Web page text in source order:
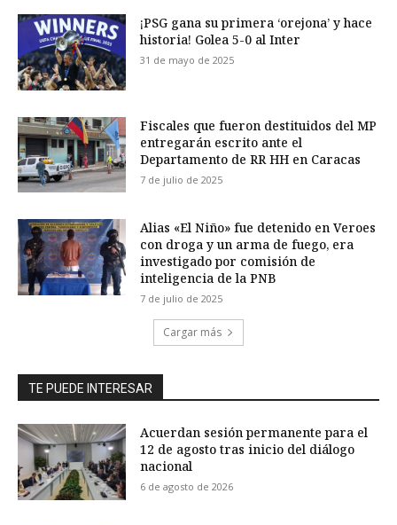
¡PSG gana su primera ‘orejona’ y hace
historia! Golea 5-0 al Inter
31 de mayo de 2025
Fiscales que fueron destituidos del MP
entregarán escrito ante el
Departamento de RR HH en Caracas
7 de julio de 2025
Alias «El Niño» fue detenido en Veroes
con droga y un arma de fuego, era
investigado por comisión de
inteligencia de la PNB
7 de julio de 2025
Cargar más
TE PUEDE INTERESAR
Acuerdan sesión permanente para el
12 de agosto tras inicio del diálogo
nacional
6 de agosto de 2026